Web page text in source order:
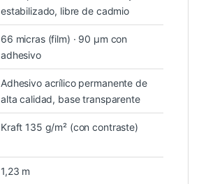
estabilizado, libre de cadmio
66 micras (film) · 90 µm con
adhesivo
Adhesivo acrílico permanente de
alta calidad, base transparente
Kraft 135 g/m² (con contraste)
1,23 m